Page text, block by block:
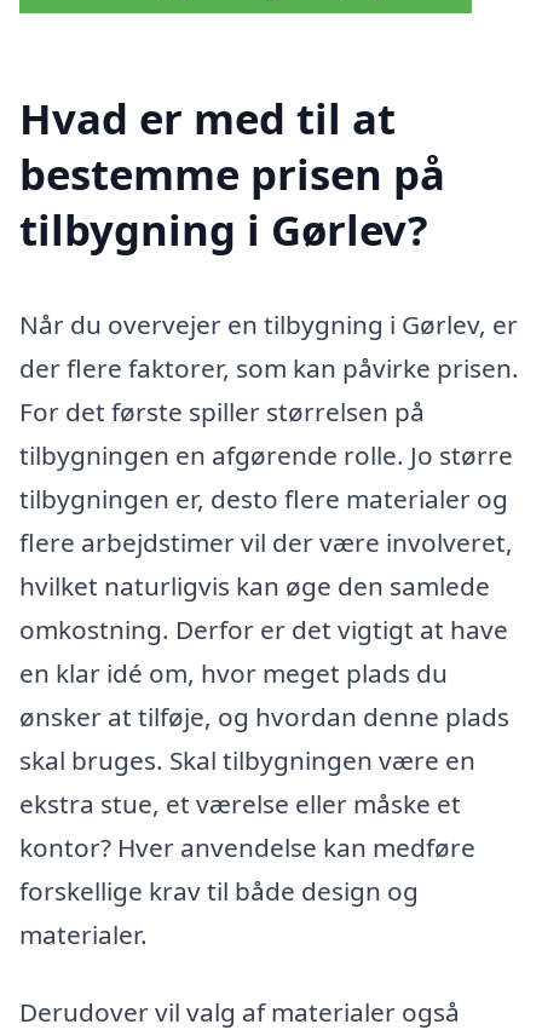
Hvad er med til at
bestemme prisen på
tilbygning i Gørlev?
Når du overvejer en tilbygning i Gørlev, er
der flere faktorer, som kan påvirke prisen.
For det første spiller størrelsen på
tilbygningen en afgørende rolle. Jo større
tilbygningen er, desto flere materialer og
flere arbejdstimer vil der være involveret,
hvilket naturligvis kan øge den samlede
omkostning. Derfor er det vigtigt at have
en klar idé om, hvor meget plads du
ønsker at tilføje, og hvordan denne plads
skal bruges. Skal tilbygningen være en
ekstra stue, et værelse eller måske et
kontor? Hver anvendelse kan medføre
forskellige krav til både design og
materialer.
Derudover vil valg af materialer også